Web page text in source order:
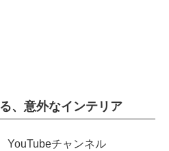
、意外なインテリア
YouTubeチャンネル